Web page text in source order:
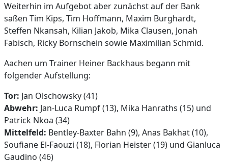
Weiterhin im Aufgebot aber zunächst auf der Bank
saßen Tim Kips, Tim Hoffmann, Maxim Burghardt,
Steffen Nkansah, Kilian Jakob, Mika Clausen, Jonah
Fabisch, Ricky Bornschein sowie Maximilian Schmid.
Aachen um Trainer Heiner Backhaus begann mit
folgender Aufstellung:
Tor: Jan Olschowsky (41)
Abwehr: Jan-Luca Rumpf (13), Mika Hanraths (15) und
Patrick Nkoa (34)
Mittelfeld: Bentley-Baxter Bahn (9), Anas Bakhat (10),
Soufiane El-Faouzi (18), Florian Heister (19) und Gianluca
Gaudino (46)